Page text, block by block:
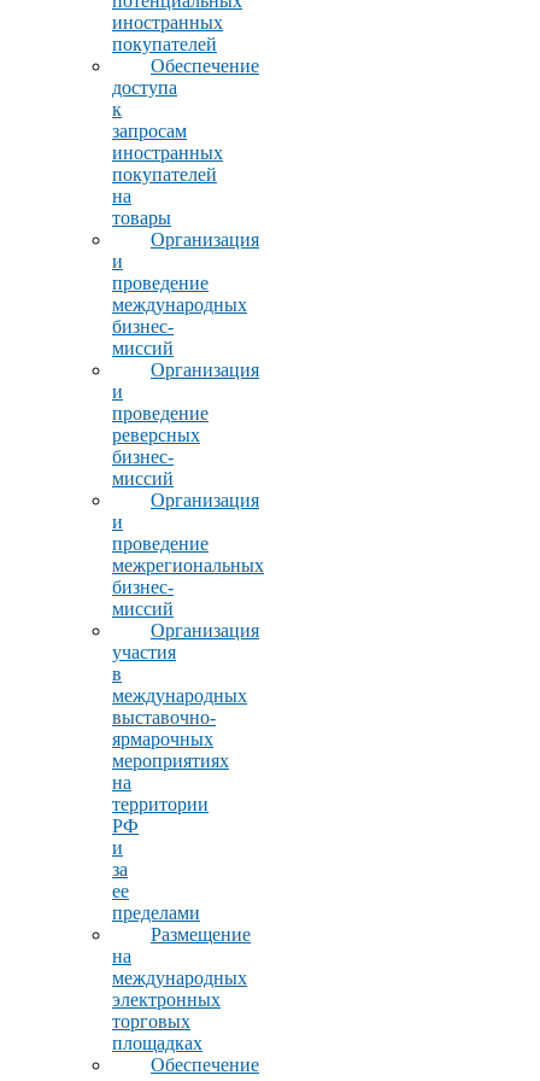
иностранных
покупателей
Обеспечение
доступа
к
запросам
иностранных
покупателей
на
товары
Организация
и
проведение
международных
бизнес-
миссий
Организация
и
проведение
реверсных
бизнес-
миссий
Организация
и
проведение
межрегиональных
бизнес-
миссий
Организация
участия
в
международных
выставочно-
ярмарочных
мероприятиях
на
территории
РФ
и
за
ее
пределами
Размещение
на
международных
электронных
торговых
площадках
Обеспечение